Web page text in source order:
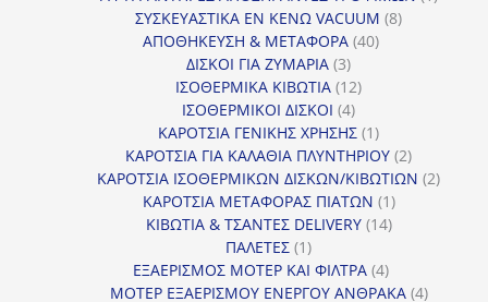
ΣΥΣΚΕΥΑΣΤΙΚΑ ΕΝ ΚΕΝΩ VACUUM 88
ΑΠΟΘΗΚΕΥΣΗ & ΜΕΤΑΦΟΡΑ 4040
ΔΙΣΚΟΙ ΓΙΑ ΖΥΜΑΡΙΑ 33
προϊόντα
ΙΣΟΘΕΡΜΙΚΑ ΚΙΒΩΤΙΑ 1212
ΙΣΟΘΕΡΜΙΚΟΙ ΔΙΣΚΟΙ 44
προϊόντα
ΚΑΡΟΤΣΙΑ ΓΕΝΙΚΗΣ ΧΡΗΣΗΣ 11
προϊόν
ΚΑΡΟΤΣΙΑ ΓΙΑ ΚΑΛΑΘΙΑ ΠΛΥΝΤΗΡΙΟΥ 22
προϊόντα
ΚΑΡΟΤΣΙΑ ΙΣΟΘΕΡΜΙΚΩΝ ΔΙΣΚΩΝ/ΚΙΒΩΤΙΩΝ 22
ΚΑΡΟΤΣΙΑ ΜΕΤΑΦΟΡΑΣ ΠΙΑΤΩΝ 11
προϊόν
ΚΙΒΩΤΙΑ & ΤΣΑΝΤΕΣ DELIVERY 1414
ΠΑΛΕΤΕΣ 11
προϊόν
ΕΞΑΕΡΙΣΜΟΣ ΜΟΤΕΡ ΚΑΙ ΦΙΛΤΡΑ 44
προϊόντα
ΜΟΤΕΡ ΕΞΑΕΡΙΣΜΟΥ ΕΝΕΡΓΟΥ ΑΝΘΡΑΚΑ 44